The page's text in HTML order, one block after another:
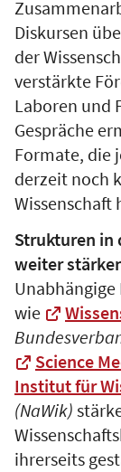
Diskursen
der
verstärkte
Laboren und
Gespräche
Formate, die
derzeit noch
Wissenschaft
Strukturen in
weiter
wie
Science
Institut für
(NaWik)
ihrerseits